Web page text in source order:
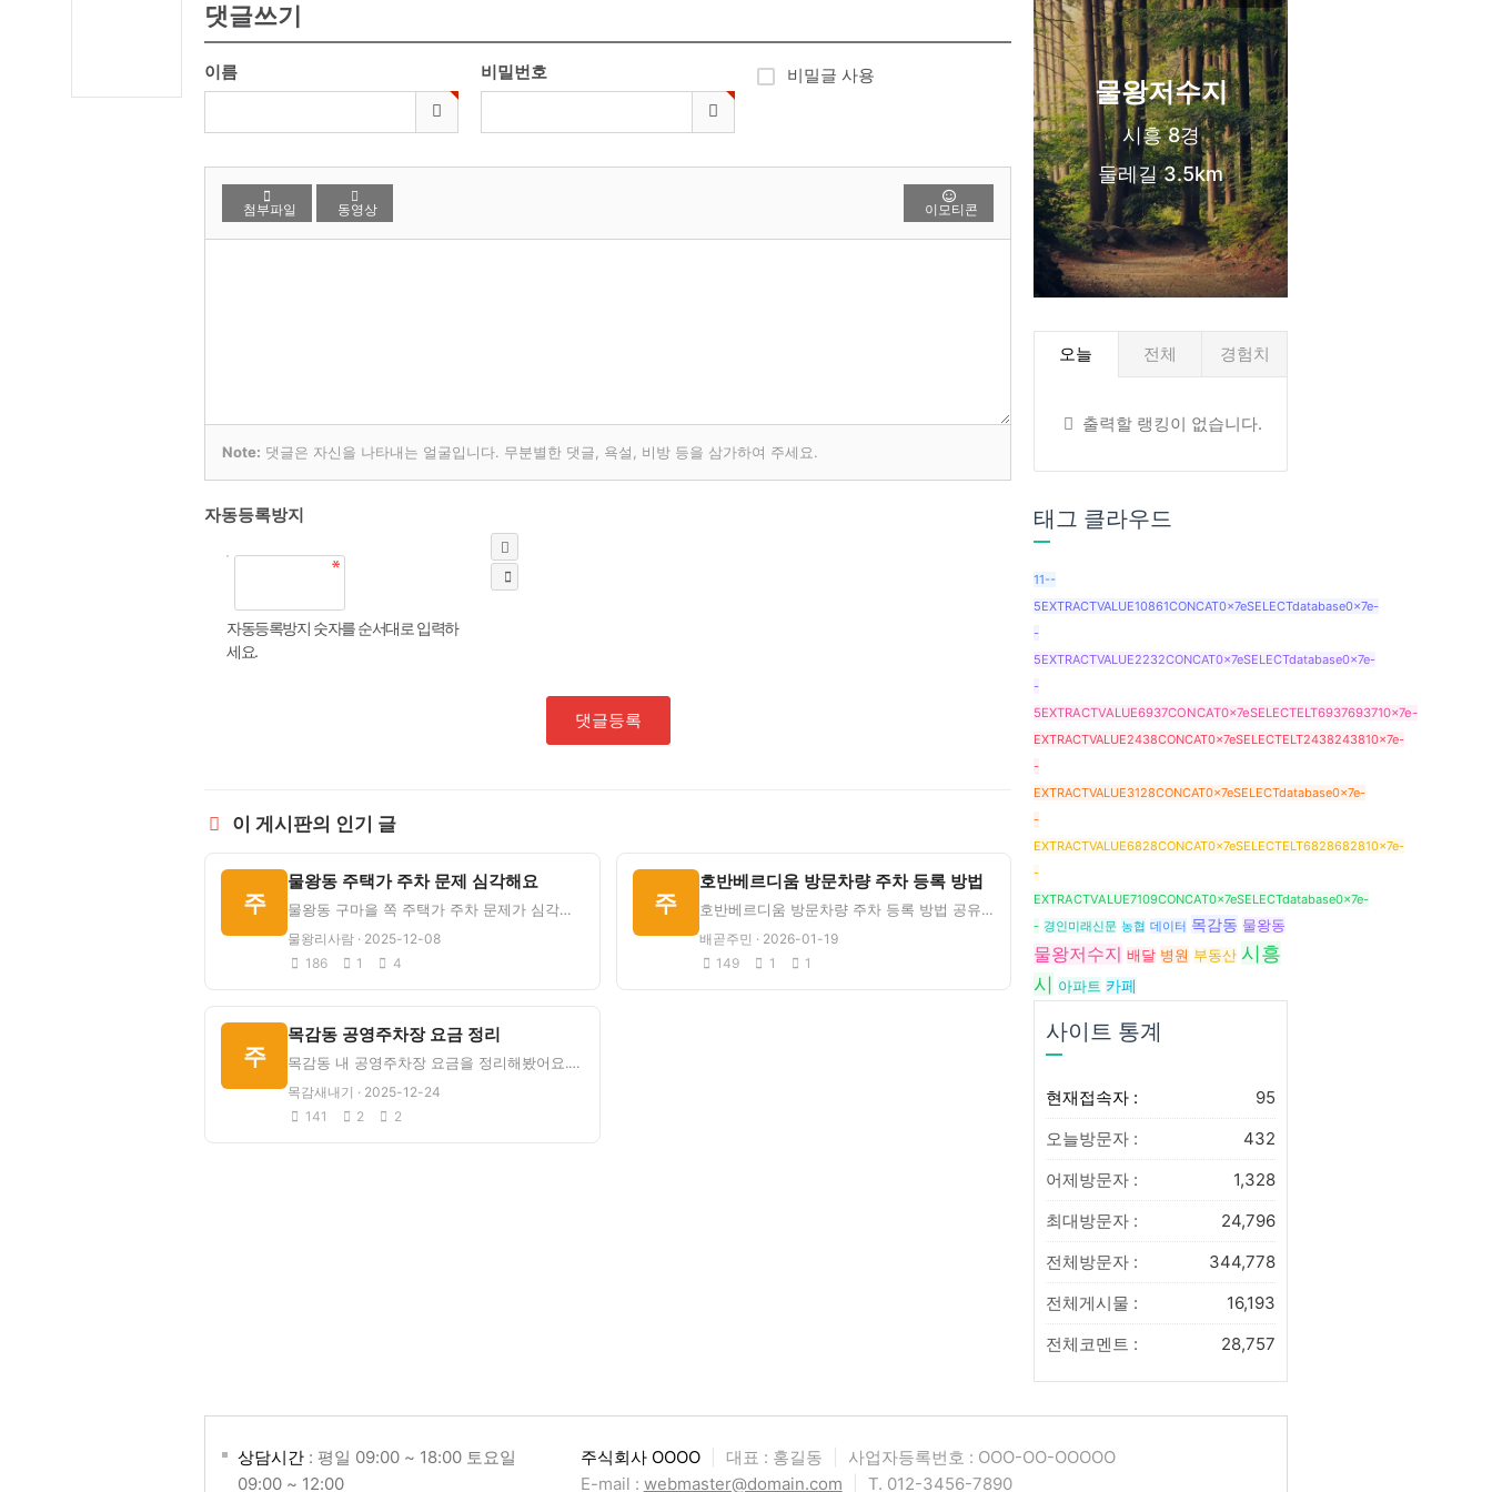
댓글쓰기
이름 비밀번호 비밀글 사용
첨부파일 동영상 이모티콘
Note: 댓글은 자신을 나타내는 얼굴입니다. 무분별한 댓글, 욕설, 비방 등을 삼가하여 주세요.
자동등록방지
자동등록방지 숫자를 순서대로 입력하
세요.
댓글등록
이 게시판의 인기 글
주
물왕동 주택가 주차 문제 심각해요
물왕동 구마을 쪽 주택가 주차 문제가 심각합니다.도로가 좁은데 양쪽으로 주차해놔서 차 한 대 겨우 지나가요.
물왕리사람 · 2025-12-08
186
1 4
주
호반베르디움 방문차량 주차 등록 방법
호반베르디움 방문차량 주차 등록 방법 공유해요. 손님 오실 때 매번 헷갈려서 정리합니다.1. 세대 내 월패드
배곧주민 · 2026-01-19
149
1 1
주
목감동 공영주차장 요금 정리
목감동 내 공영주차장 요금을 정리해봤어요.1. 목감역 환승주차장 - 기본 30분 무료, 이후 10분당 2
목감새내기 · 2025-12-24
141
2 2
물왕저수지
시흥 8경
둘레길 3.5km
오늘 전체 경험치
출력할 랭킹이 없습니다.
태그 클라우드
11--
5EXTRACTVALUE10861CONCAT0x7eSELECTdatabase0x7e-
-
5EXTRACTVALUE2232CONCAT0x7eSELECTdatabase0x7e-
-
5EXTRACTVALUE6937CONCAT0x7eSELECTELT6937693710x7e-
EXTRACTVALUE2438CONCAT0x7eSELECTELT2438243810x7e-
-
EXTRACTVALUE3128CONCAT0x7eSELECTdatabase0x7e-
-
EXTRACTVALUE6828CONCAT0x7eSELECTELT6828682810x7e-
-
EXTRACTVALUE7109CONCAT0x7eSELECTdatabase0x7e-
- 경인미래신문 농협 데이터 목감동 물왕동
물왕저수지 배달 병원 부동산 시흥
시 아파트 카페
사이트 통계
현재접속자 :
95
오늘방문자 :
432
어제방문자 :
1,328
최대방문자 :
24,796
전체방문자 :
344,778
전체게시물 :
16,193
전체코멘트 :
28,757
상담시간 : 평일 09:00 ~ 18:00 토요일
09:00 ~ 12:00
주식회사 OOOO 대표 : 홍길동
사업자등록번호 : OOO-OO-OOOOO
E-mail : webmaster@domain.com T. 012-3456-7890